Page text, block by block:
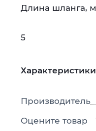
Длина шланга, м
5
Характеристики
Производитель
Оцените товар